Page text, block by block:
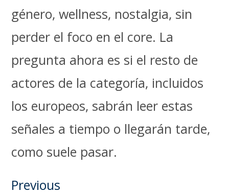
género, wellness, nostalgia, sin
perder el foco en el core. La
pregunta ahora es si el resto de
actores de la categoría, incluidos
los europeos, sabrán leer estas
señales a tiempo o llegarán tarde,
como suele pasar.
Previous